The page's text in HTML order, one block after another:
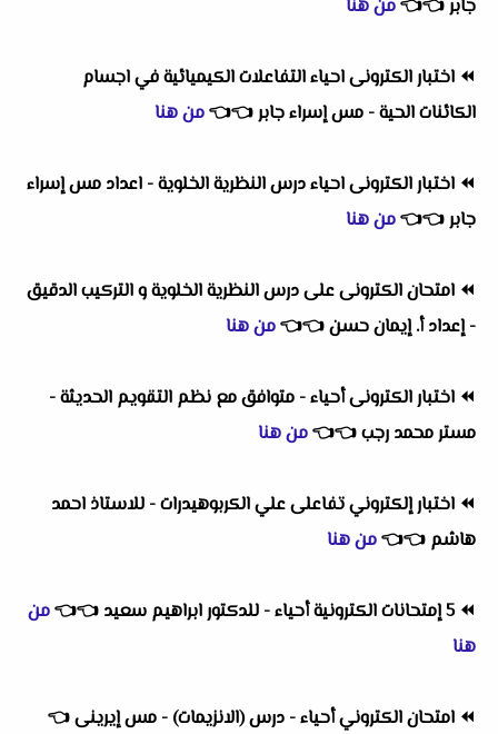
جابر👈
👈من هنا
⏪ اختبار الكترونى احياء التفاعلات الكيميائية في اجسام
الكائنات الحية - مس إسراء جابر👈
👈من هنا
⏪ اختبار الكترونى احياء درس النظرية الخلوية - اعداد مس إسراء
جابر👈
👈من هنا
⏪ امتحان الكترونى على درس النظرية الخلوية و التركيب الدقيق
- إعداد أ. إيمان حسن👈
👈من هنا
⏪ اختبار الكترونى أحياء - متوافق مع نظم التقويم الحديثة -
مستر محمد رجب👈
👈من هنا
⏪ اختبار إلكتروني تفاعلى علي الكربوهيدرات - للاستاذ احمد
هاشم 👈
👈من هنا
⏪5 إمتحانات الكترونية أحياء - للدكتور ابراهيم سعيد 👈
👈من
هنا
⏪ امتحان الكتروني أحياء - درس (الانزيمات) - مس إيرينى👈